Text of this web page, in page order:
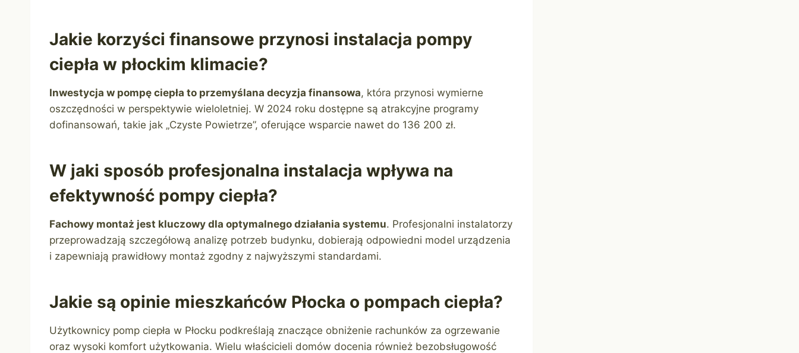
Jakie korzyści finansowe przynosi instalacja pompy
ciepła w płockim klimacie?
Inwestycja w pompę ciepła to przemyślana decyzja finansowa, która przynosi wymierne
oszczędności w perspektywie wieloletniej. W 2024 roku dostępne są atrakcyjne programy
dofinansowań, takie jak „Czyste Powietrze”, oferujące wsparcie nawet do 136 200 zł.
W jaki sposób profesjonalna instalacja wpływa na
efektywność pompy ciepła?
Fachowy montaż jest kluczowy dla optymalnego działania systemu. Profesjonalni instalatorzy
przeprowadzają szczegółową analizę potrzeb budynku, dobierają odpowiedni model urządzenia
i zapewniają prawidłowy montaż zgodny z najwyższymi standardami.
Jakie są opinie mieszkańców Płocka o pompach ciepła?
Użytkownicy pomp ciepła w Płocku podkreślają znaczące obniżenie rachunków za ogrzewanie
oraz wysoki komfort użytkowania. Wielu właścicieli domów docenia również bezobsługowość